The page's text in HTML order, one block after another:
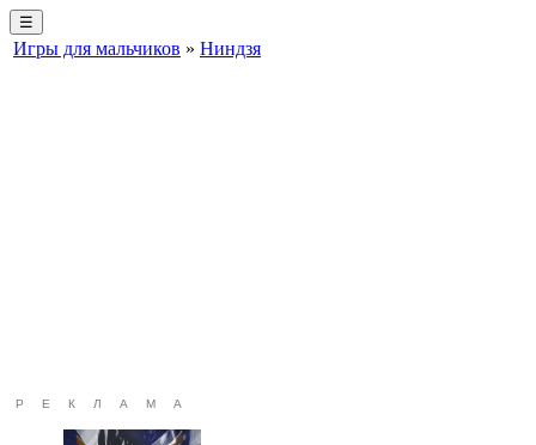
☰
Игры для мальчиков » Ниндзя
РЕКЛАМА